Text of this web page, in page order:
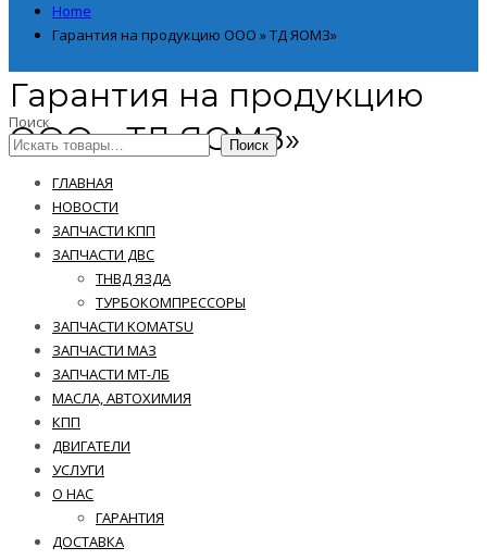
Home
Гарантия на продукцию ООО » ТД ЯОМЗ»
Гарантия на продукцию
ООО » ТД ЯОМЗ»
Поиск
Поиск
ГЛАВНАЯ
НОВОСТИ
ЗАПЧАСТИ КПП
ЗАПЧАСТИ ДВС
ТНВД ЯЗДА
ТУРБОКОМПРЕССОРЫ
ЗАПЧАСТИ KOMATSU
ЗАПЧАСТИ МАЗ
ЗАПЧАСТИ МТ-ЛБ
МАСЛА, АВТОХИМИЯ
КПП
ДВИГАТЕЛИ
УСЛУГИ
О НАС
ГАРАНТИЯ
ДОСТАВКА